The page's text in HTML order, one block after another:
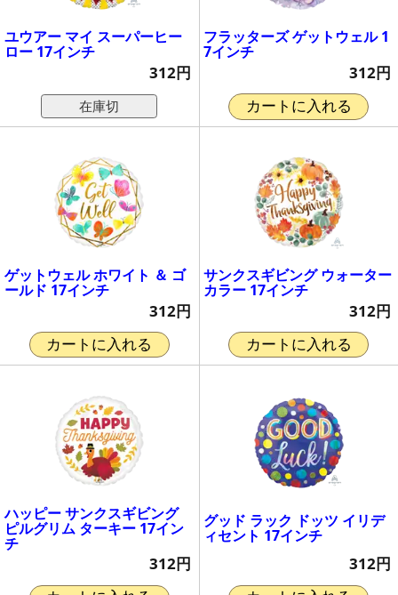
ユウアー マイ スーパーヒー
ロー 17インチ
312円
在庫切
フラッターズ ゲットウェル 1
7インチ
312円
カートに入れる
ゲットウェル ホワイト ＆ ゴ
ールド 17インチ
312円
カートに入れる
サンクスギビング ウォーター
カラー 17インチ
312円
カートに入れる
ハッピー サンクスギビング
ピルグリム ターキー 17イン
チ
312円
グッド ラック ドッツ イリデ
ィセント 17インチ
312円